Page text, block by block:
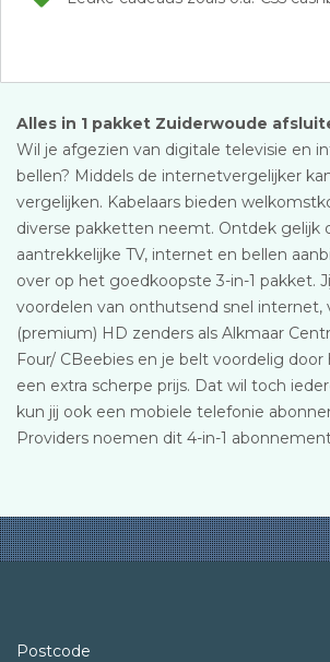
Alles in 1 pakket Zuiderwoude
Wil je afgezien van digitale televisie en
bellen? Middels de internetvergelijker kan
vergelijken. Kabelaars bieden
diverse pakketten neemt. Ontdek gelijk
aantrekkelijke TV, internet en bellen
over op het goedkoopste 3-in-1 pakket.
voordelen van onthutsend snel internet,
(premium) HD zenders als Alkmaar
Four/ CBeebies en je belt voordelig door
een extra scherpe prijs. Dat wil toch
kun jij ook een mobiele telefonie
Providers noemen dit 4-in-1
Postcode